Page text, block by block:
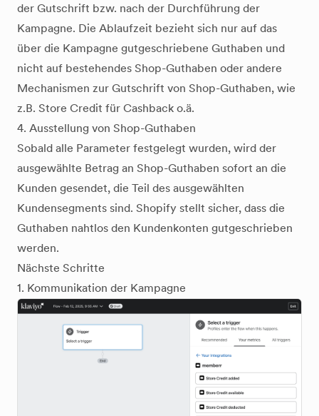
der Gutschrift bzw. nach der Durchführung der
Kampagne. Die Ablaufzeit bezieht sich nur auf das
über die Kampagne gutgeschriebene Guthaben und
nicht auf bestehendes Shop-Guthaben oder andere
Mechanismen zur Gutschrift von Shop-Guthaben, wie
z.B. Store Credit für Cashback o.ä.
4. Ausstellung von Shop-Guthaben
Sobald alle Parameter festgelegt wurden, wird der
ausgewählte Betrag an Shop-Guthaben sofort an die
Kunden gesendet, die Teil des ausgewählten
Kundensegments sind. Shopify stellt sicher, dass die
Guthaben nahtlos den Kundenkonten gutgeschrieben
werden.
Nächste Schritte
1. Kommunikation der Kampagne